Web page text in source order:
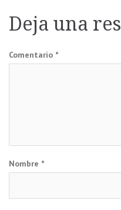
entradas
Deja una
Comentario *
Nombre *